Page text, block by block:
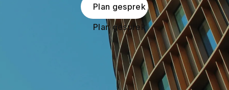
Plan gesprek
Plan gesprek